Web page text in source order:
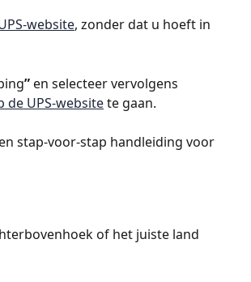
website, zonder dat u hoeft in
” en selecteer vervolgens
de UPS-website te gaan.
stap-voor-stap handleiding voor
of het juiste land